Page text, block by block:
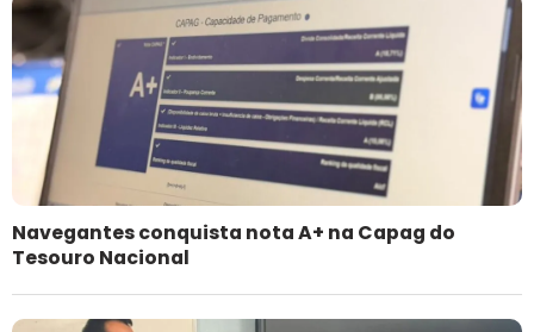
Navegantes conquista nota A+ na Capag do
Tesouro Nacional